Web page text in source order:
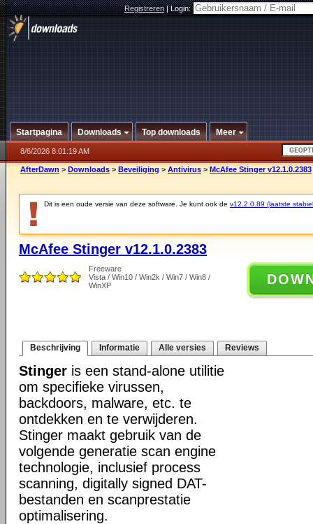
Registreren|Login:
Startpagina Downloads Top downloads Meer
8/6/2026 8:01:19 AM
AfterDawn > Downloads > Beveiliging > Antivirus > McAfee Stinger v12.1.0.2383
Dit is een oude versie van deze software. Je kunt ook de v12.2.0.89 (laatste
McAfee Stinger v12.1.0.2383
Freeware
Vista / Win10 / Win2k / Win7 / Win8 /
WinXP
Beschrijving Informatie Alle versies Reviews
Stinger is een stand-alone utilitie
om specifieke virussen,
backdoors, malware, etc. te
ontdekken en te verwijderen.
Stinger maakt gebruik van de
volgende generatie scan engine
technologie, inclusief process
scanning, digitally signed DAT-
bestanden en scanprestatie
optimalisering.